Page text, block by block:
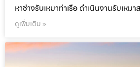
หาช่างรับเหมาท่าเรือ ดำเนินงานรับเหมา
ดูเพิ่มเติม »